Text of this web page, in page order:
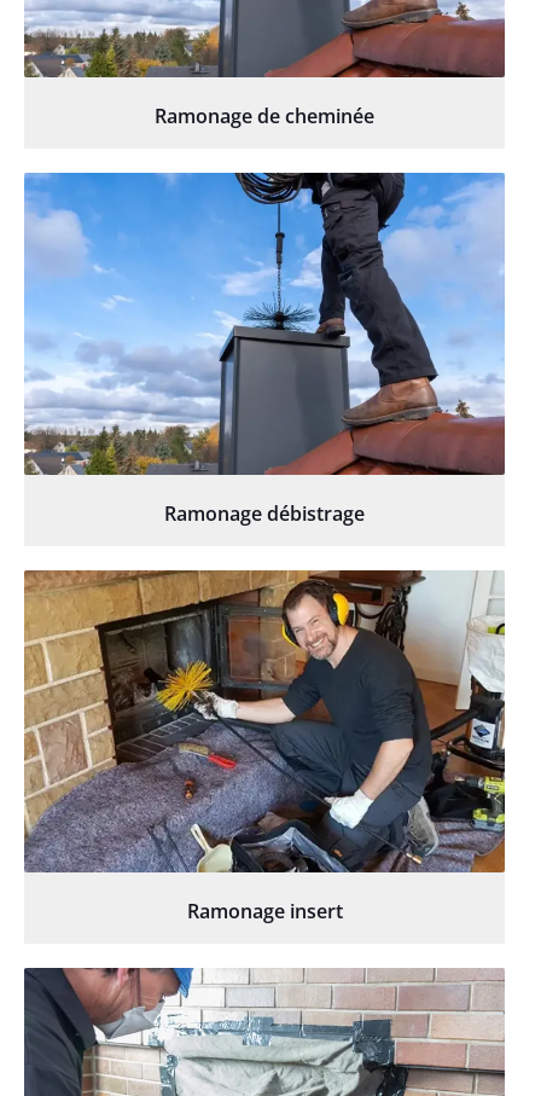
Ramonage de cheminée
Ramonage débistrage
Ramonage insert